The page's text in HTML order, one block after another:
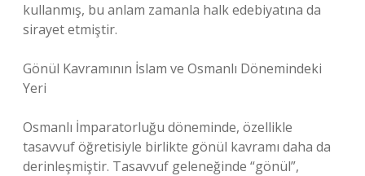
kullanmış, bu anlam zamanla halk edebiyatına da
sirayet etmiştir.
Gönül Kavramının İslam ve Osmanlı Dönemindeki
Yeri
Osmanlı İmparatorluğu döneminde, özellikle
tasavvuf öğretisiyle birlikte gönül kavramı daha da
derinleşmiştir. Tasavvuf geleneğinde “gönül”,